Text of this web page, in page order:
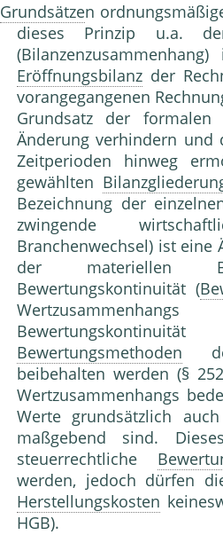
Grundsätzen
dieses Prinzip u.a.
Eröffnungsbilanz der
vorangegangenen
Grundsatz der
Änderung verhindern und
Zeitperioden hinweg
gewählten
Bezeichnung der
zwingende
Branchenwechsel) ist eine
der materiellen
Bewertungskontinuität (
Bewertungsmethoden
beibehalten werden (§
Wertzusammenhangs
Werte grundsätzlich
maßgebend sind.
steuerrechtliche
werden, jedoch dürfen
Herstellungskosten
HGB).